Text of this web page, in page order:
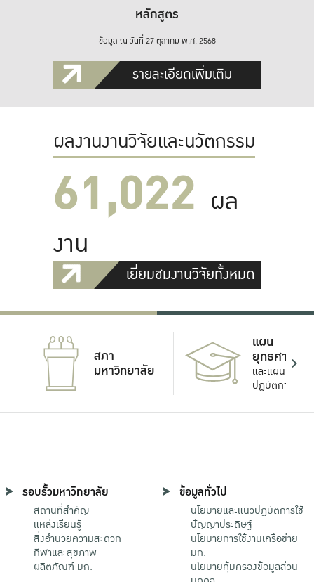
หลักสูตร
ข้อมูล ณ วันที่ 27 ตุลาคม พ.ศ. 2568
รายละเอียดเพิ่มเติม
ผลงานงานวิจัยและนวัตกรรม
61,022 ผล
งาน
เยี่ยมชมงานวิจัยทั้งหมด
สภา
มหาวิทยาลัย
แผน
ยุทธศาสตร์
และแผน
ปฏิบัติการ
รอบรั้วมหาวิทยาลัย
สถานที่สำคัญ
แหล่งเรียนรู้
สิ่งอำนวยความสะดวก
กีฬาและสุขภาพ
ผลิตภัณฑ์ มก.
ข้อมูลทั่วไป
นโยบายและแนวปฏิบัติการใช้
ปัญญาประดิษฐ์
นโยบายการใช้งานเครือข่าย
มก.
นโยบายคุ้มครองข้อมูลส่วน